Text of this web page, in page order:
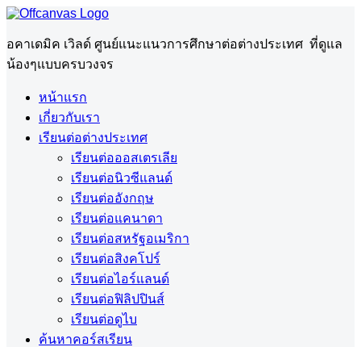
อคาเดมิค เวิลด์ ศูนย์แนะแนวการศึกษาต่อต่างประเทศ ที่ดูแล
น้องๆแบบครบวงจร
หน้าแรก
เกี่ยวกับเรา
เรียนต่อต่างประเทศ
เรียนต่อออสเตรเลีย
เรียนต่อนิวซีแลนด์
เรียนต่ออังกฤษ
เรียนต่อแคนาดา
เรียนต่อสหรัฐอเมริกา
เรียนต่อสิงคโปร์
เรียนต่อไอร์แลนด์
เรียนต่อฟิลิปปินส์
เรียนต่อดูไบ
ค้นหาคอร์สเรียน